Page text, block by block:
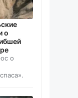
о
о